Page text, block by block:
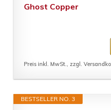
Ghost Copper
Preis inkl. MwSt., zzgl.
BESTSELLER NO. 3